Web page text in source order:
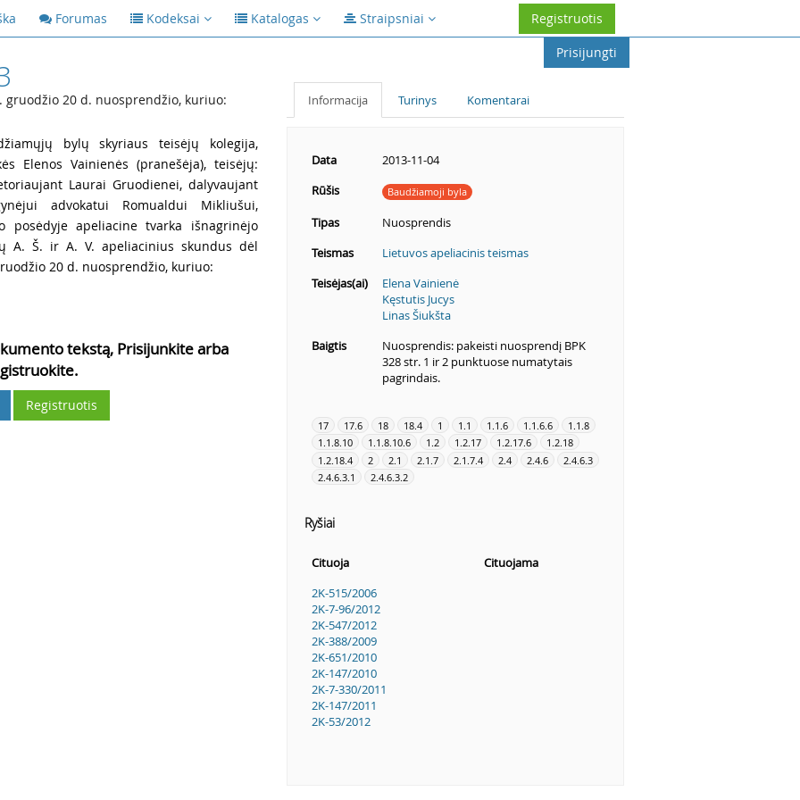
Forumas Kodeksai Katalogas Straipsniai
Registruotis
Prisijungti
gruodžio 20 d. nuosprendžio, kuriuo:
bylų skyriaus teisėjų kolegija,
Elenos Vainienės (pranešėja), teisėjų:
Laurai Gruodienei, dalyvaujant
advokatui Romualdui Mikliušui,
posėdyje apeliacine tvarka išnagrinėjo
A. Š. ir A. V. apeliacinius skundus dėl
20 d. nuosprendžio, kuriuo:
tekstą, Prisijunkite arba
Registruotis
Informacija Turinys Komentarai
Data
2013-11-04
Rūšis
Baudžiamoji byla
Tipas
Nuosprendis
Teismas
Lietuvos apeliacinis teismas
Teisėjas(ai)
Elena Vainienė
Kęstutis Jucys
Linas Šiukšta
Baigtis
Nuosprendis: pakeisti nuosprendį BPK
328 str. 1 ir 2 punktuose numatytais
pagrindais.
17 17.6 18 18.4 1 1.1 1.1.6 1.1.6.6
1.1.8
1.1.8.10
1.1.8.10.6 1.2 1.2.17 1.2.17.6
1.2.18
1.2.18.4
2 2.1 2.1.7 2.1.7.4 2.4 2.4.6
2.4.6.3
2.4.6.3.1
2.4.6.3.2
Ryšiai
Cituoja
Cituojama
2K-515/2006
2K-7-96/2012
2K-547/2012
2K-388/2009
2K-651/2010
2K-147/2010
2K-7-330/2011
2K-147/2011
2K-53/2012